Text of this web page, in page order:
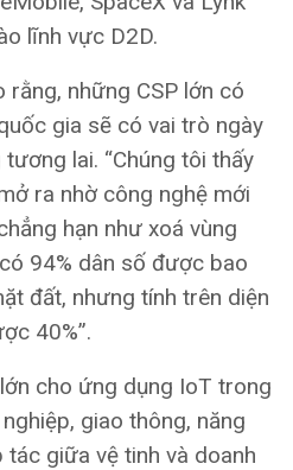
lĩnh vực D2D.
rằng, những CSP lớn có
gia sẽ có vai trò ngày
lai. “Chúng tôi thấy
ra nhờ công nghệ mới
hạn như xoá vùng
94% dân số được bao
đất, nhưng tính trên diện
40%”.
cho ứng dụng IoT trong
giao thông, năng
giữa vệ tinh và doanh